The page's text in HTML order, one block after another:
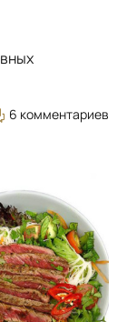
6 комментариев